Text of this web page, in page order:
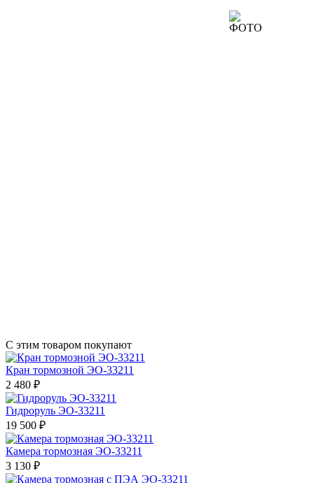
С этим товаром покупают
Кран тормозной ЭО-33211
2 480 ₽
Гидроруль ЭО-33211
19 500 ₽
Камера тормозная ЭО-33211
3 130 ₽